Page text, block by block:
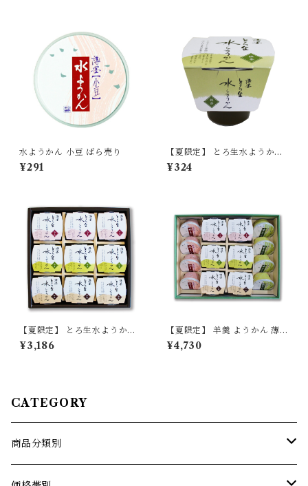
水ようかん 小豆 ばら売り
¥291
【夏限定】 とろ生水ようか
ん 抹茶 (まっちゃ) 単品
【季節限定/期間限定】
¥324
【夏限定】 とろ生水ようかん
9個入 詰合せ 【季節限定/期間
限定】
¥3,186
【夏限定】 羊羹 ようかん 薄墨
羊羹 水ようかん とろ生水よう
かん 夏 ギフト セット 贈り物
¥4,730
CATEGORY
商品分類別